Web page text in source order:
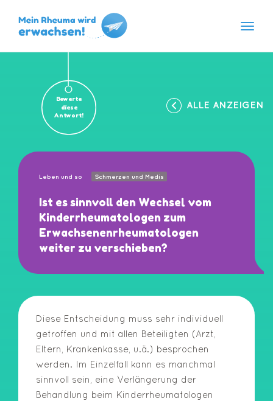
Skip
Bewerte
diese
Antwort!
ALLE ANZEIGEN
Leben und so Schmerzen und Medis
Ist es sinnvoll den Wechsel vom
Kinderrheumatologen zum
Erwachsenenrheumatologen
weiter zu verschieben?
Diese Entscheidung muss sehr individuell
getroffen und mit allen Beteiligten (Arzt,
Eltern, Krankenkasse, u.ä.) besprochen
werden. Im Einzelfall kann es manchmal
sinnvoll sein, eine Verlängerung der
Behandlung beim Kinderrheumatologen